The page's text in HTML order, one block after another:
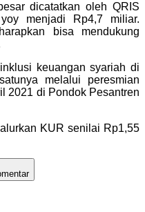
dicatatkan oleh QRIS
menjadi Rp4,7 miliar.
bisa mendukung
keuangan syariah di
melalui peresmian
2021 di Pondok Pesantren
KUR senilai Rp1,55